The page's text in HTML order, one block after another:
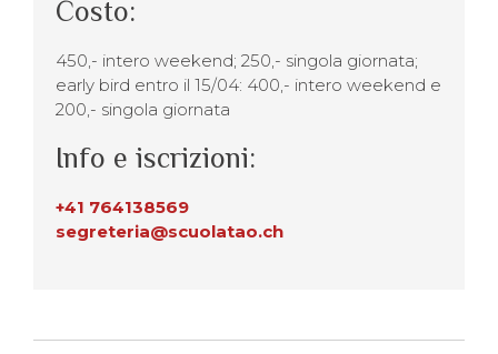
Costo:
450,- intero weekend; 250,- singola giornata;
early bird entro il 15/04: 400,- intero weekend e
200,- singola giornata
Info e iscrizioni:
+41 764138569
segreteria@scuolatao.ch